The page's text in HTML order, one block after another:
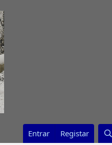
Entrar Registar